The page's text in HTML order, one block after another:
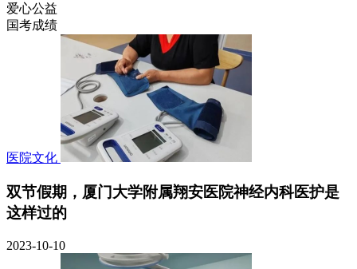
爱心公益
国考成绩
医院文化
双节假期，厦门大学附属翔安医院神经内科医护是
这样过的
2023-10-10